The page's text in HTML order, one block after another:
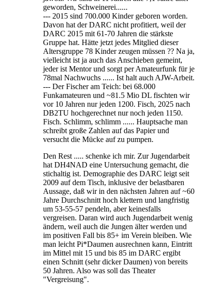
geworden, Schweinerei......
--- 2015 sind 700.000 Kinder geboren worden.
Davon hat der DARC nicht profitiert, weil der
DARC 2015 mit 61-70 Jahren die stärkste
Gruppe hat. Hätte jetzt jedes Mitglied dieser
Altersgruppe 78 Kinder zeugen müssen ?? Na ja,
vielleicht ist ja auch das Anschieben gemeint,
jeder ist Mentor und sorgt per Amateurfunk für je
78mal Nachwuchs ...... Ist halt auch AJW-Arbeit.
--- Der Fischer am Teich: bei 68.000
Funkamateuren und ~81.5 Mio DL fischten wir
vor 10 Jahren nur jeden 1200. Fisch, 2025 nach
DB2TU hochgerechnet nur noch jeden 1150.
Fisch. Schlimm, schlimm ...... Hauptsache man
schreibt große Zahlen auf das Papier und
versucht die Mücke auf zu pumpen.
Den Rest ..... schenke ich mir. Zur Jugendarbeit
hat DH4NAD eine Untersuchung gemacht, die
stichaltig ist. Demographie des DARC leigt seit
2009 auf dem Tisch, inklusive der belastbaren
Aussage, daß wir in den nächsten Jahren auf ~60
Jahre Durchschnitt hoch klettern und langfristig
um 53-55-57 pendeln, aber keinesfalls
vergreisen. Daran wird auch Jugendarbeit wenig
ändern, weil auch die Jungen älter werden und
im positiven Fall bis 85+ im Verein bleiben. Wie
man leicht Pi*Daumen ausrechnen kann, Eintritt
im Mittel mit 15 und bis 85 im DARC ergibt
einen Schnitt (sehr dicker Daumen) von bereits
50 Jahren. Also was soll das Theater
"Vergreisung".